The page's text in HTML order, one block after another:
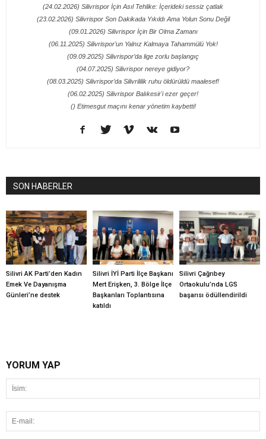
(24.02.2026) Silivrispor İçin Asıl Tehlike: İçerideki sessiz çatlak
(23.02.2026) Silivrispor Son Dakikada Yıkıldı Ama Yolun Sonu Değil
(09.01.2026) Silivrispor İçin Bir Olma Zamanı
(06.11.2025) Silivrispor’un Yalnız Kalmaya Tahammülü Yok!
(09.09.2025) Silivrispor’da lige zorlu başlangıç
(04.07.2025) Silivrispor nereye gidiyor?
(08.03.2025) Silivrispor’da Silivrililik ruhu öldürüldü maalesef!
(06.02.2025) Silivrispor Balıkesir'i ezer geçer!
() Etimesgut maçını kenar yönetim kaybetti!
SON HABERLER
Silivri AK Parti’den Kadın
Emek Ve Dayanışma
Günleri’ne destek
Silivri İYİ Parti İlçe Başkanı
Mert Erişken, 3. Bölge İlçe
Başkanları Toplantısına
katıldı
Silivri Çağrıbey
Ortaokulu’nda LGS
başarısı ödüllendirildi
YORUM YAP